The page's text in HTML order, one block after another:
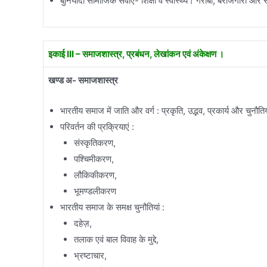
इकाई III – समाजशास्त्र, प्रबंधन, लेखांकन एवं अंकेक्षण ।
खण्ड अ- समाजशास्त्र
भारतीय समाज में जाति और वर्ग : प्रकृति, उद्भव, प्रकार्य और
परिवर्तन की प्रक्रियाएं :
संस्कृतिकरण,
पश्चिमीकरण,
लौकिकीकरण,
भूमण्डलीकरण
भारतीय समाज के समक्ष चुनौतियां :
दहेज़,
तलाक एवं बाल विवाह के मुद्दे,
भ्रष्टाचार,